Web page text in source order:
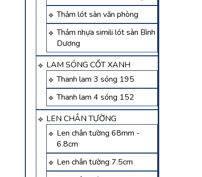
Thảm lót sàn văn phòng
Thảm nhựa simili lót sàn Bình
Dương
LAM SÓNG CỐT XANH
Thanh lam 3 sóng 195
Thanh lam 4 sóng 152
LEN CHÂN TƯỜNG
Len chân tường 68mm -
6.8cm
Len chân tường 7.5cm